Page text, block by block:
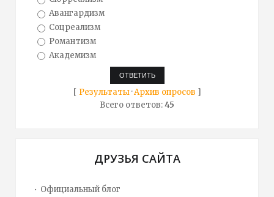
Авангардизм
Соцреализм
Романтизм
Академизм
[ Результаты·Архив опросов ]
Всего ответов:45
ДРУЗЬЯ САЙТА
Официальный блог